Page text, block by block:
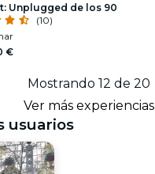
Unplugged de los 90
(10)
€
Mostrando 12 de 20
Ver más experiencias
usuarios